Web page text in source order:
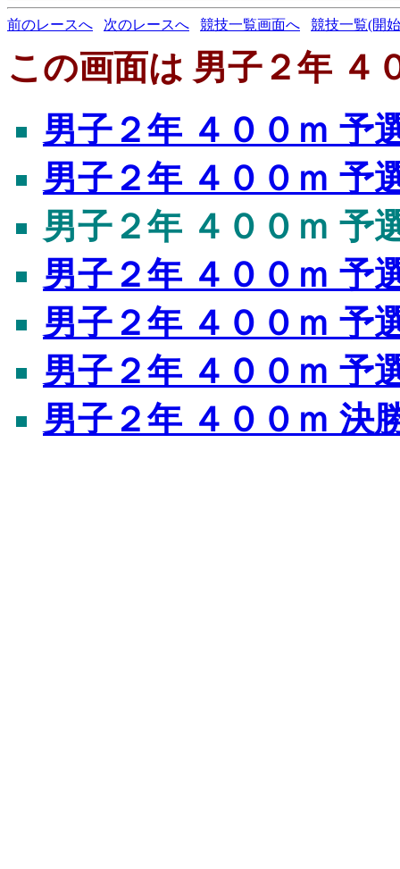
前のレースへ 次のレースへ 競技一覧画面へ 競技一覧(開
この画面は 男子２年 ４
男子２年 ４００ｍ 予
男子２年 ４００ｍ 予
男子２年 ４００ｍ 予
男子２年 ４００ｍ 予
男子２年 ４００ｍ 予
男子２年 ４００ｍ 予
男子２年 ４００ｍ 決